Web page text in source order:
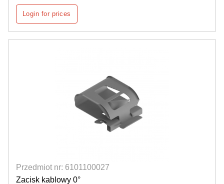
Login for prices
Przedmiot nr: 6101100027
Zacisk kablowy 0°